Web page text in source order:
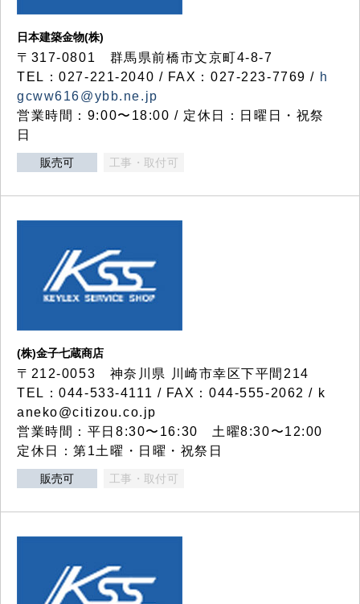
日本建築金物(株)
〒317‐0801 群馬県前橋市文京町4-8-7
TEL：027-221-2040 / FAX：027-223-7769 / h
gcww616@ybb.ne.jp
営業時間：9:00〜18:00 / 定休日：日曜日・祝祭
日
販売可 工事・取付可
(株)金子七蔵商店
〒212-0053 神奈川県 川崎市幸区下平間214
TEL：044-533-4111 / FAX：044-555-2062 / k
aneko@citizou.co.jp
営業時間：平日8:30〜16:30 土曜8:30〜12:00
定休日：第1土曜・日曜・祝祭日
販売可 工事・取付可